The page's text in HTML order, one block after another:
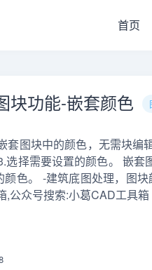
首页
块功能-嵌套颜色
套图块中的颜色，无需块编
选择需要设置的颜色。 嵌
色。 -建筑底图处理，图
,公众号搜索:小葛CAD工具箱